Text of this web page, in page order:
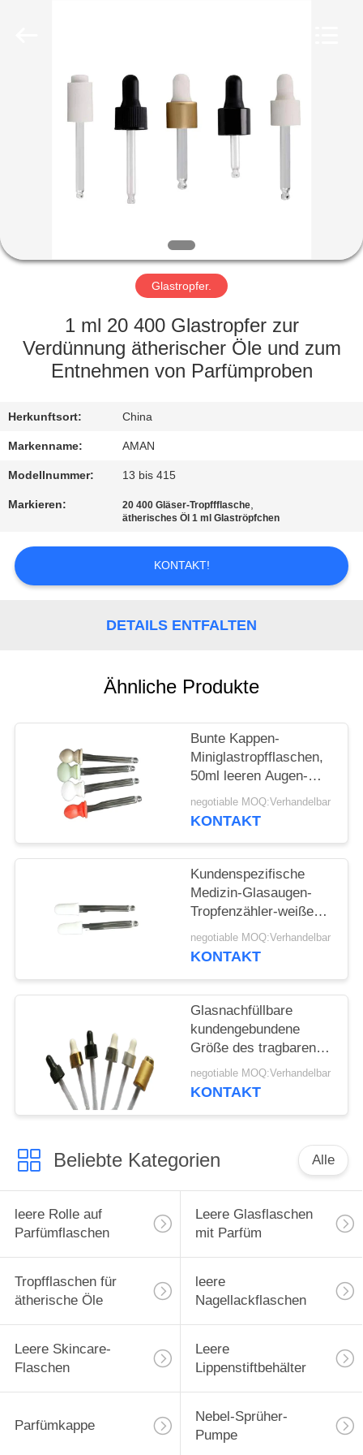
PRODUKTE
VIDEOS
VR-
SHOW
UNS
QUALITÄTSKONTROLLE
KONTAKT
UNS
ANFORDERN
SITEMAP
POLICY
Glastropfer.
1 ml 20 400 Glastropfer zur
Verdünnung ätherischer Öle und zum
Entnehmen von Parfümproben
Herkunftsort: China
Markenname: AMAN
Modellnummer: 13 bis 415
Markieren: 20 400 Gläser-Tropffflasche,
ätherisches Öl 1 ml Glaströpfchen
KONTAKT!
DETAILS ENTFALTEN
Ähnliche Produkte
Bunte Kappen-
Miniglastropfflaschen,
50ml leeren Augen-
Tropfen-Flaschen
negotiable MOQ:Verhandelbar
KONTAKT
Kundenspezifische
Medizin-Glasaugen-
Tropfenzähler-weiße
Spitze 30ml 50ml für
flüssige Lieferung
negotiable MOQ:Verhandelbar
KONTAKT
Glasnachfüllbare
kundengebundene
Größe des tragbaren
ätherischen Öls des
tropfenzähler-30ml
negotiable MOQ:Verhandelbar
KONTAKT
Beliebte Kategorien Alle
leere Rolle auf
Parfümflaschen
Leere Glasflaschen
mit Parfüm
Tropfflaschen für
ätherische Öle
leere
Nagellackflaschen
Leere Skincare-
Flaschen
Leere
Lippenstiftbehälter
Parfümkappe
Nebel-Sprüher-
Pumpe